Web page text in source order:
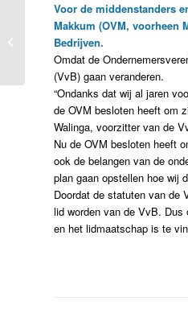
Voor de middenstanders
Makkum (OVM, voorheen
Bedrijven.
Omdat de
(VvB) gaan veranderen.
“Ondanks dat wij al jaren
de OVM besloten heeft om
Walinga, voorzitter van de
Nu de OVM besloten heeft
ook de belangen van de
plan gaan opstellen hoe wij
Doordat de statuten van de
lid worden van de VvB. Dus
en het lidmaatschap is te
Buur op een uur:
Kazemattenmuseum in
Kornwerderzand [video]